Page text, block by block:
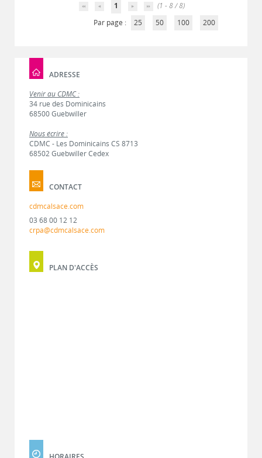
1
(1 - 8 / 8)
Par page :
25 50 100 200
ADRESSE
Venir au CDMC :
34 rue des Dominicains
68500 Guebwiller
Nous écrire :
CDMC - Les Dominicains CS 8713
68502 Guebwiller Cedex
CONTACT
cdmcalsace.com
03 68 00 12 12
crpa@cdmcalsace.com
PLAN D'ACCÈS